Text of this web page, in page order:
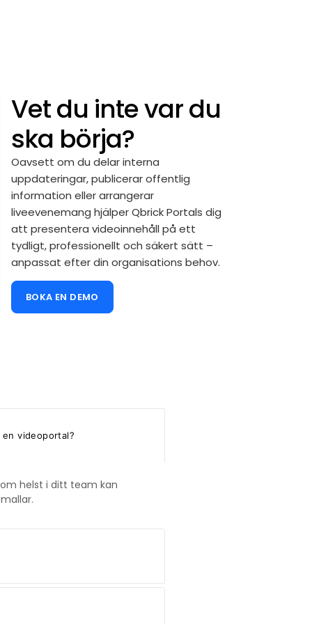
Vet du inte var du
ska börja?
Oavsett om du delar interna
uppdateringar, publicerar offentlig
information eller arrangerar
liveevenemang hjälper Qbrick Portals dig
att presentera videoinnehåll på ett
tydligt, professionellt och säkert sätt –
anpassat efter din organisations behov.
BOKA EN DEMO
videoportal?
helst i ditt team kan